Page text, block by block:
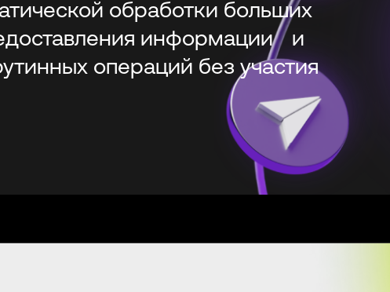
обработки больших
информации и
операций без участия